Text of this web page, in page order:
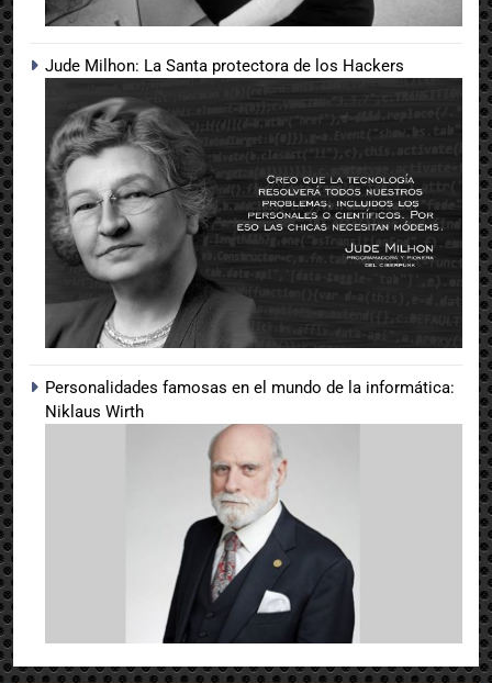
Jude Milhon: La Santa protectora de los Hackers
Personalidades famosas en el mundo de la informática:
Niklaus Wirth